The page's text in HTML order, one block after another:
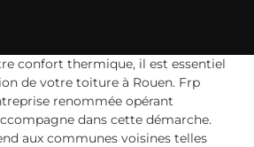
confort thermique, il est essentiel
de votre toiture à Rouen. Frp
renommée opérant
dans cette démarche.
aux communes voisines telles